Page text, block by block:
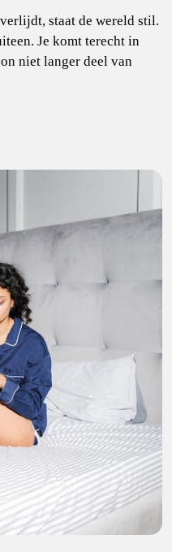
staat de wereld stil.
Je komt terecht in
niet langer deel van